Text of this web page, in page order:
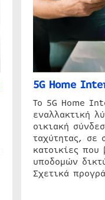
5G Home
Το 5G Home
εναλλακτική
οικιακή
ταχύτητας, σε
κατοικίες που
υποδομών
Σχετικά